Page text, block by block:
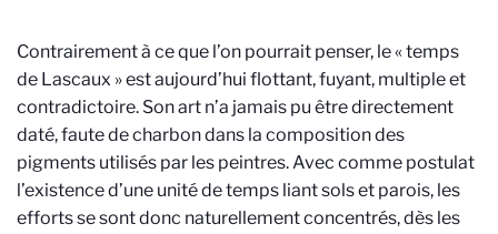
Contrairement à ce que l’on pourrait penser, le « temps
de Lascaux » est aujourd’hui flottant, fuyant, multiple et
contradictoire. Son art n’a jamais pu être directement
daté, faute de charbon dans la composition des
pigments utilisés par les peintres. Avec comme postulat
l’existence d’une unité de temps liant sols et parois, les
efforts se sont donc naturellement concentrés, dès les